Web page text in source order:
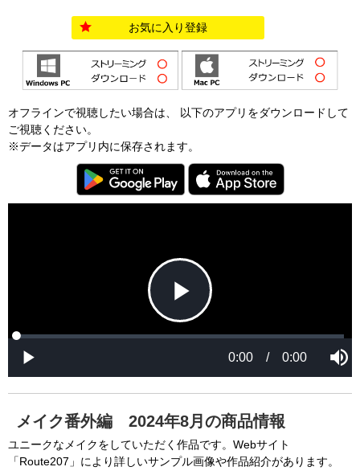
お気に入り登録
オフラインで視聴したい場合は、 以下のアプリをダウンロードして
ご視聴ください。
※データはアプリ内に保存されます。
P
l
a
a
L
d
0
P
e
s
%
0:00 / 0:00
M
t
メイク番外編 2024年8月の商品情報
ユニークなメイクをしていただく作品です。Webサイト
「Route207」により詳しいサンプル画像や作品紹介があります。